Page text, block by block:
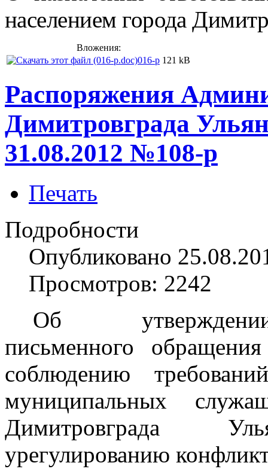
населениемгорода
Вложения:
016-p 121 kB
Распоряжения
Димитровграда
31.08.2012 №108-р
Печать
Подробности
Опубликовано
Просмотров: 2242
Об
письменного
соблюдению
муниципальных
Димитровграда
урегулированию